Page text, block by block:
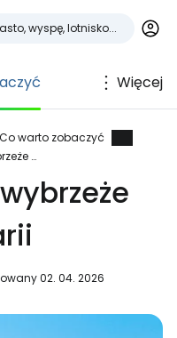
Więcej
Co warto zobaczyć
Południowe wybrzeże Bułgarii
02. 04. 2026